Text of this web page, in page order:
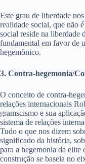
Este grau de liberdade
realidade social, que não
social reside na liberdade
fundamental em favor de
hegemônico.
3. Contra-hegemonia/
O conceito de contra-
relações internacionais
gramscismo e sua
sistema de relações
Tudo o que nos dizem
significado da história,
para a hegemonia da
construção se baseia no